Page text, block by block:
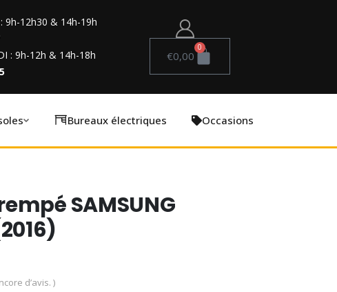
9h-12h30 & 14h-19h
: 9h-12h & 14h-18h
€0,00
0
Bureaux électriques Occasions
SAMSUNG
d’avis. )